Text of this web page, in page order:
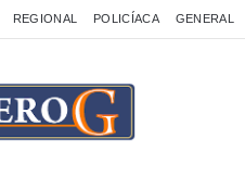
REGIONAL POLICÍACA GENERAL